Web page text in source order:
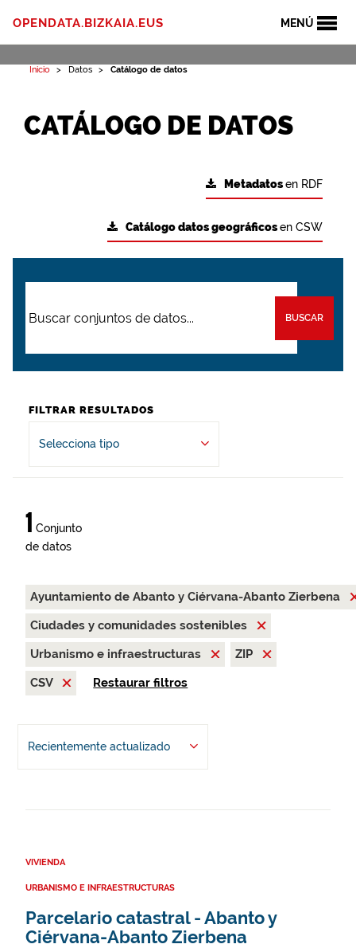
MENÚ
OPENDATA.BIZKAIA.EUS
Inicio Datos Catálogo de datos
CATÁLOGO DE DATOS
Metadatosen RDF
Catálogo datos geográficosen CSW
BUSCAR
FILTRAR RESULTADOS
Selecciona tipo
1 Conjunto
de datos
Ayuntamiento de Abanto y Ciérvana-Abanto Zierbena
Ciudades y comunidades sostenibles
Urbanismo e infraestructuras
ZIP
CSV
Restaurar filtros
Recientemente actualizado
VIVIENDA
URBANISMO E INFRAESTRUCTURAS
Parcelario catastral - Abanto y
Ciérvana-Abanto Zierbena